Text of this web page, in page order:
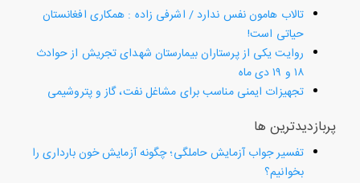
تالاب هامون نفس ندارد / اشرفی زاده : همکاری افغانستان
حیاتی است!
روایت یکی از پرستاران بیمارستان شهدای تجریش از حوادث
تجهیزات ایمنی مناسب برای مشاغل نفت، گاز و پتروشیمی
پربازدیدترین ها
تفسیر جواب آزمایش حاملگی؛ چگونه آزمایش خون بارداری را
بخوانیم؟